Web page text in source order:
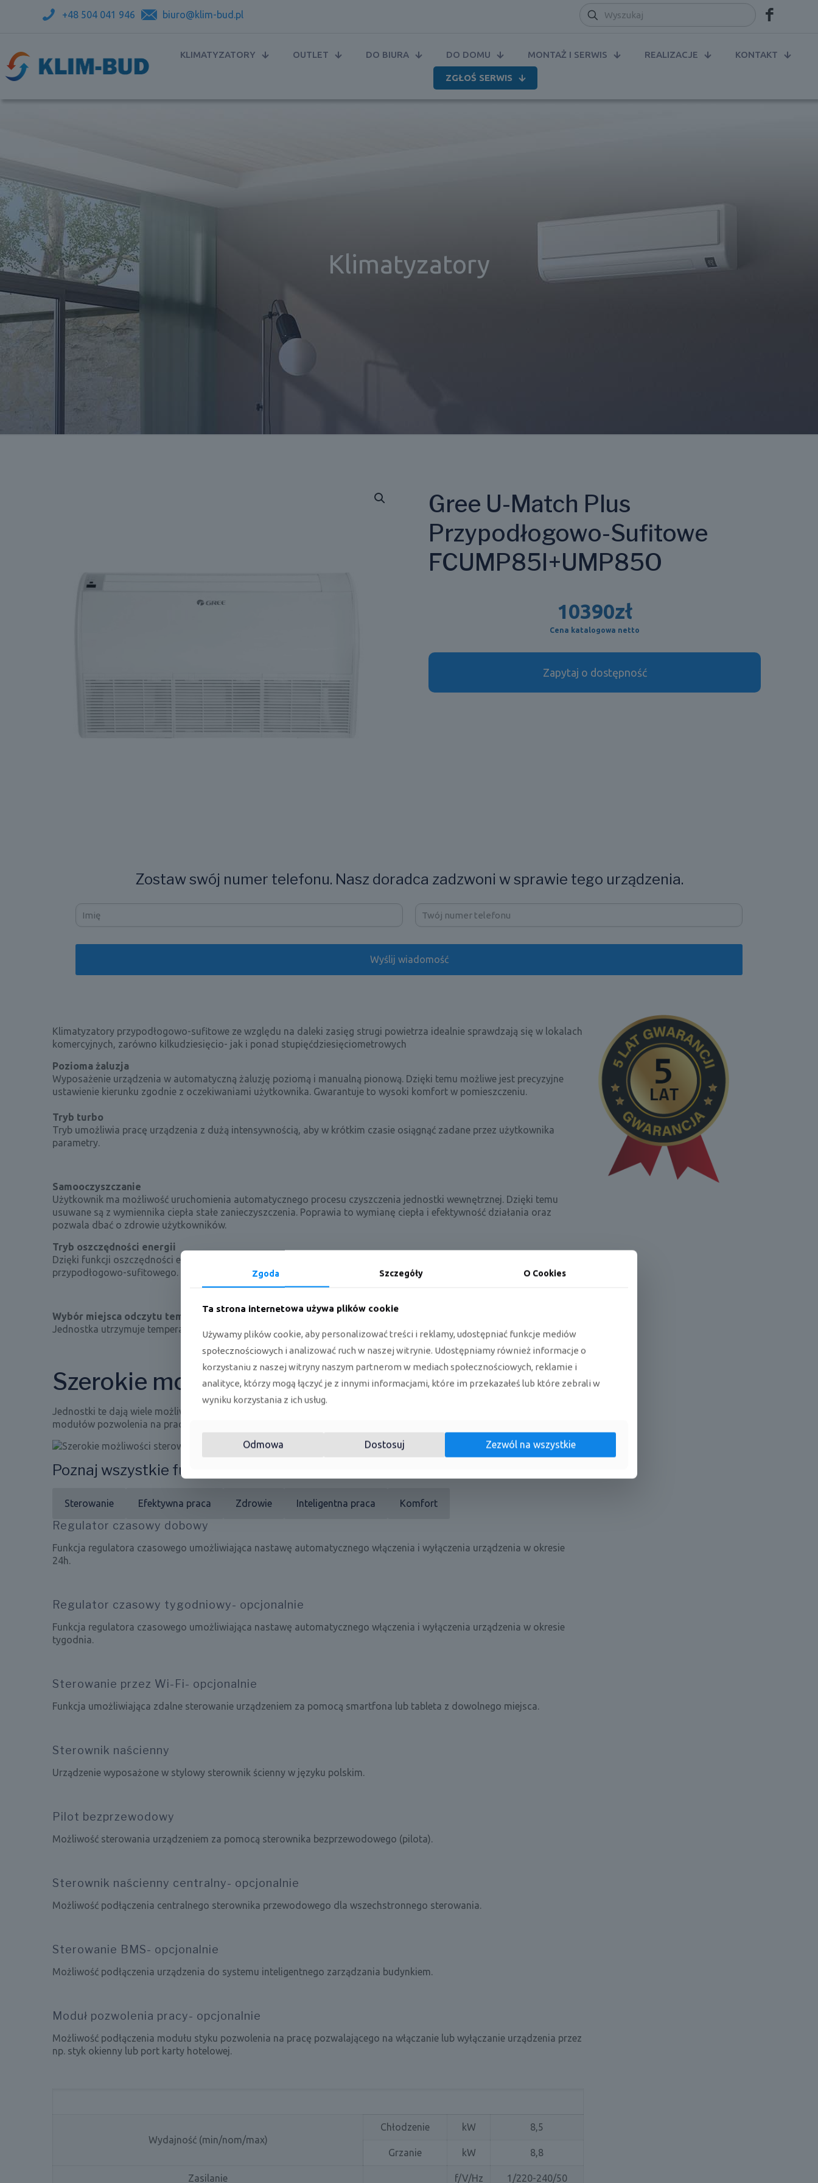
+48 504 041 946 biuro@klim-bud.pl
KLIMATYZATORY OUTLET DO BIURA DO DOMU MONTAŻ I SERWIS REALIZACJE KONTAKT
ZGŁOŚ SERWIS
Klimatyzatory
Gree U-Match Plus
Przypodłogowo-Sufitowe
FCUMP85I+UMP85O
10390zł
Cena katalogowa netto
Zapytaj o dostępność
Zostaw swój numer telefonu. Nasz doradca zadzwoni w sprawie tego urządzenia.
Klimatyzatory przypodłogowo-sufitowe ze względu na daleki zasięg strugi powietrza idealnie sprawdzają się w lokalach
komercyjnych, zarówno kilkudziesięcio- jak i ponad stupięćdziesięciometrowych
Pozioma żaluzja
Wyposażenie urządzenia w automatyczną żaluzję poziomą i manualną pionową. Dzięki temu możliwe jest precyzyjne
ustawienie kierunku zgodnie z oczekiwaniami użytkownika. Gwarantuje to wysoki komfort w pomieszczeniu.
Tryb turbo
Tryb umożliwia pracę urządzenia z dużą intensywnością, aby w krótkim czasie osiągnąć zadane przez użytkownika
parametry.
Samooczyszczanie
Użytkownik ma możliwość uruchomienia automatycznego procesu czyszczenia jednostki wewnętrznej. Dzięki temu
usuwane są z wymiennika ciepła stałe zanieczyszczenia. Poprawia to wymianę ciepła i efektywność działania oraz
pozwala dbać o zdrowie użytkowników.
Tryb oszczędności energii
Dzięki funkcji oszczędności energii możliwe jest zredukowanie kosztów eksploatacyjnych klimatyzatora
przypodłogowo-sufitowego.
Wybór miejsca odczytu temperatury
Jednostka utrzymuje temperaturę w pomieszczeniu dzięki odczytowi temperatury z pilota lub sterownika naściennego.
Szerokie możliwości sterowania
Jednostki te dają wiele możliwości sterowania. Od pilota i sterownika naściennego w standardzie do opcjonalnych
modułów pozwolenia na pracę, Wi-Fi, BMS oraz sterowników centralnych.
Poznaj wszystkie funkcje
Sterowanie Efektywna praca Zdrowie Inteligentna praca Komfort
Regulator czasowy dobowy
Funkcja regulatora czasowego umożliwiająca nastawę automatycznego włączenia i wyłączenia urządzenia w okresie
24h.
Regulator czasowy tygodniowy- opcjonalnie
Funkcja regulatora czasowego umożliwiająca nastawę automatycznego włączenia i wyłączenia urządzenia w okresie
tygodnia.
Sterowanie przez Wi-Fi- opcjonalnie
Funkcja umożliwiająca zdalne sterowanie urządzeniem za pomocą smartfona lub tableta z dowolnego miejsca.
Sterownik naścienny
Urządzenie wyposażone w stylowy sterownik ścienny w języku polskim.
Pilot bezprzewodowy
Możliwość sterowania urządzeniem za pomocą sterownika bezprzewodowego (pilota).
Sterownik naścienny centralny- opcjonalnie
Możliwość podłączenia centralnego sterownika przewodowego dla wszechstronnego sterowania.
Sterowanie BMS- opcjonalnie
Możliwość podłączenia urządzenia do systemu inteligentnego zarządzania budynkiem.
Moduł pozwolenia pracy- opcjonalnie
Możliwość podłączenia modułu styku pozwolenia na pracę pozwalającego na włączanie lub wyłączanie urządzenia przez
np. styk okienny lub port karty hotelowej.
Wydajność (min/nom/max)
Chłodzenie kW 8,5
Grzanie kW 8,8
Zasilanie f/V/Hz 1/220-240/50
Zgoda Szczegóły O Cookies
Ta strona internetowa używa plików cookie
Używamy plików cookie, aby personalizować treści i reklamy, udostępniać funkcje mediów
społecznościowych i analizować ruch w naszej witrynie. Udostępniamy również informacje o
korzystaniu z naszej witryny naszym partnerom w mediach społecznościowych, reklamie i
analityce, którzy mogą łączyć je z innymi informacjami, które im przekazałeś lub które zebrali w
wyniku korzystania z ich usług.
Odmowa Dostosuj Zezwól na wszystkie